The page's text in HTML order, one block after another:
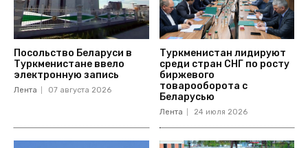
Посольство Беларуси в
Туркменистане ввело
электронную запись
Лента 07 августа 2026
Туркменистан лидируют
среди стран СНГ по росту
биржевого
товарооборота с
Беларусью
Лента 24 июля 2026